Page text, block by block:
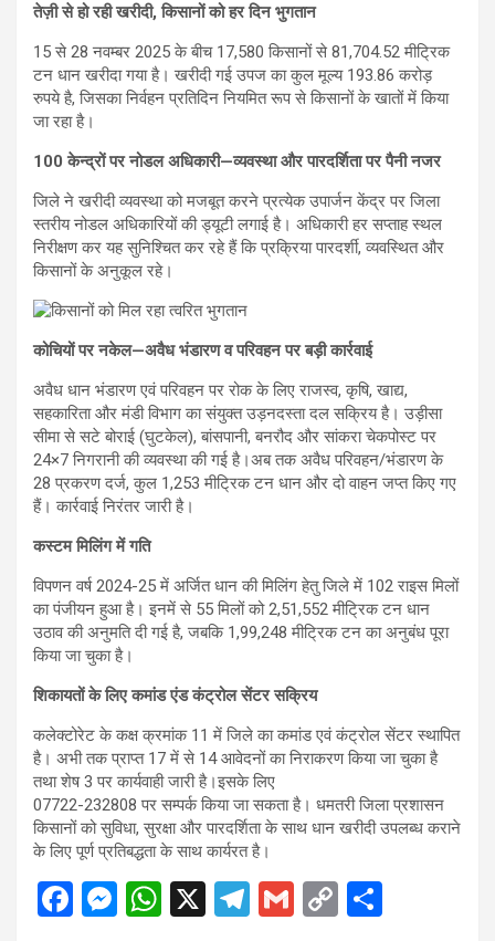
तेज़ी से हो रही खरीदी, किसानों को हर दिन भुगतान
15 से 28 नवम्बर 2025 के बीच 17,580 किसानों से 81,704.52 मीट्रिक
टन धान खरीदा गया है। खरीदी गई उपज का कुल मूल्य 193.86 करोड़
रुपये है, जिसका निर्वहन प्रतिदिन नियमित रूप से किसानों के खातों में किया
जा रहा है।
100 केन्द्रों पर नोडल अधिकारी—व्यवस्था और पारदर्शिता पर पैनी नजर
जिले ने खरीदी व्यवस्था को मजबूत करने प्रत्येक उपार्जन केंद्र पर जिला
स्तरीय नोडल अधिकारियों की ड्यूटी लगाई है। अधिकारी हर सप्ताह स्थल
निरीक्षण कर यह सुनिश्चित कर रहे हैं कि प्रक्रिया पारदर्शी, व्यवस्थित और
किसानों के अनुकूल रहे।
कोचियों पर नकेल—अवैध भंडारण व परिवहन पर बड़ी कार्रवाई
अवैध धान भंडारण एवं परिवहन पर रोक के लिए राजस्व, कृषि, खाद्य,
सहकारिता और मंडी विभाग का संयुक्त उड़नदस्ता दल सक्रिय है। उड़ीसा
सीमा से सटे बोराई (घुटकेल), बांसपानी, बनरौद और सांकरा चेकपोस्ट पर
24×7 निगरानी की व्यवस्था की गई है।अब तक अवैध परिवहन/भंडारण के
28 प्रकरण दर्ज, कुल 1,253 मीट्रिक टन धान और दो वाहन जप्त किए गए
हैं। कार्रवाई निरंतर जारी है।
कस्टम मिलिंग में गति
विपणन वर्ष 2024-25 में अर्जित धान की मिलिंग हेतु जिले में 102 राइस मिलों
का पंजीयन हुआ है। इनमें से 55 मिलों को 2,51,552 मीट्रिक टन धान
उठाव की अनुमति दी गई है, जबकि 1,99,248 मीट्रिक टन का अनुबंध पूरा
किया जा चुका है।
शिकायतों के लिए कमांड एंड कंट्रोल सेंटर सक्रिय
कलेक्टोरेट के कक्ष क्रमांक 11 में जिले का कमांड एवं कंट्रोल सेंटर स्थापित
है। अभी तक प्राप्त 17 में से 14 आवेदनों का निराकरण किया जा चुका है
तथा शेष 3 पर कार्यवाही जारी है।इसके लिए
07722-232808 पर सम्पर्क किया जा सकता है। धमतरी जिला प्रशासन
किसानों को सुविधा, सुरक्षा और पारदर्शिता के साथ धान खरीदी उपलब्ध कराने
के लिए पूर्ण प्रतिबद्धता के साथ कार्यरत है।
F
M W X
T
G
C